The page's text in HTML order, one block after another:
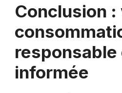
Conclusion :
responsable
informée